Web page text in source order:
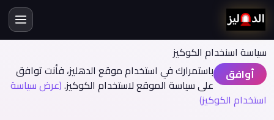
سياسة اسنخدام الكوكيز
أوافق
باستمرارك في استخدام موقع الدهليز، فأنت توافق
على سياسة الموقع لاستخدام الكوكيز.(عرض سياسة
استخدام الكوكيز)